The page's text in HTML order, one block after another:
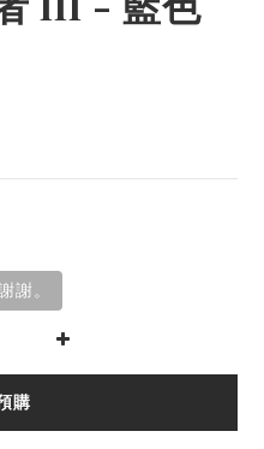
謝。
購